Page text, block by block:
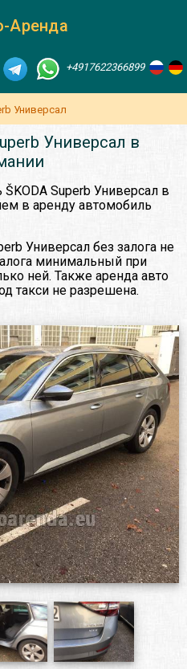
Аренда
+4917622366899
Универсал
Универсал в
Superb Универсал в
в аренду автомобиль
Универсал без залога не
минимальный при
ней. Также аренда авто
такси не разрешена.